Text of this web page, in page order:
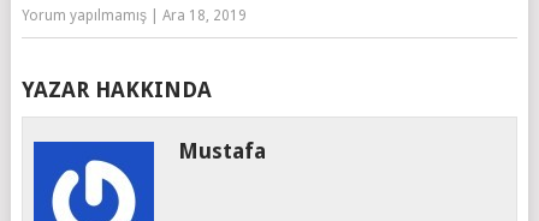
Yorum yapılmamış| Ara 18, 2019
YAZAR HAKKINDA
Mustafa